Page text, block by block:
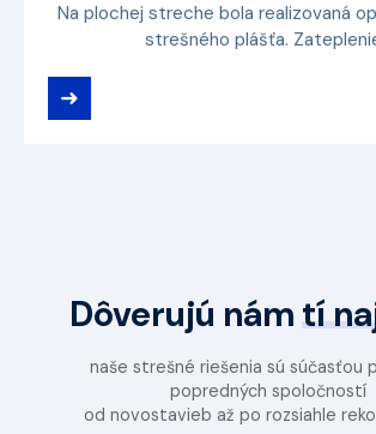
Na plochej streche bola realizovaná
strešného plášťa.
➜
Dôverujú námtí
naše strešné riešenia sú súčasťou
popredných spoločností
od novostavieb až po rozsiahle